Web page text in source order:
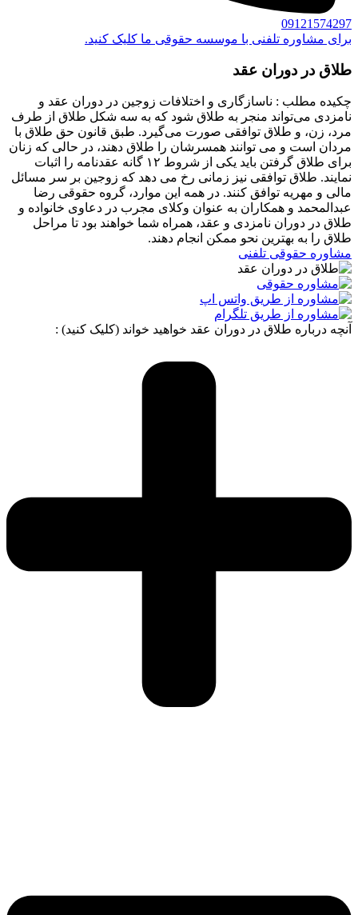
09121574297
برای مشاوره تلفنی با موسسه حقوقی ما کلیک کنید.
طلاق در دوران عقد
چکیده مطلب : ناسازگاری و اختلافات زوجین در دوران عقد و
نامزدی می‌تواند منجر به طلاق شود که به سه شکل طلاق از طرف
مرد، زن، و طلاق توافقی صورت می‌گیرد. طبق قانون حق طلاق با
مردان است و می توانند همسرشان را طلاق دهند، در حالی که زنان
برای طلاق گرفتن باید یکی از شروط ۱۲ گانه عقدنامه را اثبات
نمایند. طلاق توافقی نیز زمانی رخ می دهد که زوجین بر سر مسائل
مالی و مهریه توافق کنند. در همه این موارد، گروه حقوقی رضا
عبدالمحمد و همکاران به عنوان وکلای مجرب در دعاوی خانواده و
طلاق در دوران نامزدی و عقد، همراه شما خواهند بود تا مراحل
طلاق را به بهترین نحو ممکن انجام دهند.
مشاوره حقوقی تلفنی
آنچه درباره طلاق در دوران عقد خواهید خواند (کلیک کنید) :